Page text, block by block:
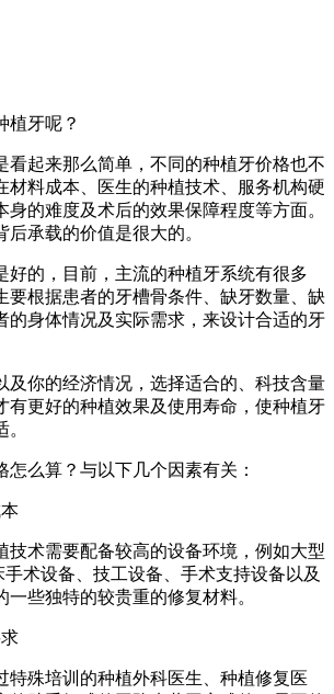
牙呢？
起来那么简单，不同的种植牙价格也不
材料成本、医生的种植技术、服务机构硬
身的难度及术后的效果保障程度等方面。
承载的价值是很大的。
的，目前，主流的种植牙系统有很多
要根据患者的牙槽骨条件、缺牙数量、缺
的身体情况及实际需求，来设计合适的牙
你的经济情况，选择适合的、科技含量
有更好的种植效果及使用寿命，使种植牙
么算？与以下几个因素有关：
术需要配备较高的设备环境，例如大型
术设备、技工设备、手术支持设备以及
些独特的较贵重的修复材料。
殊培训的种植外科医生、种植修复医